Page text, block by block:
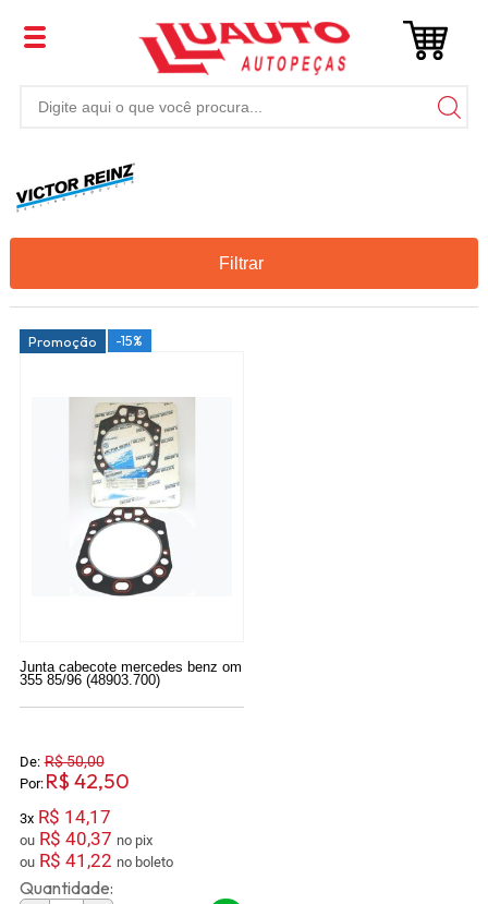
Filtrar
Promoção -15%
Junta cabecote mercedes benz om
355 85/96 (48903.700)
De: R$ 50,00
Por: R$ 42,50
3x R$ 14,17
ou R$ 40,37
no pix
ou R$ 41,22 no boleto
Quantidade: